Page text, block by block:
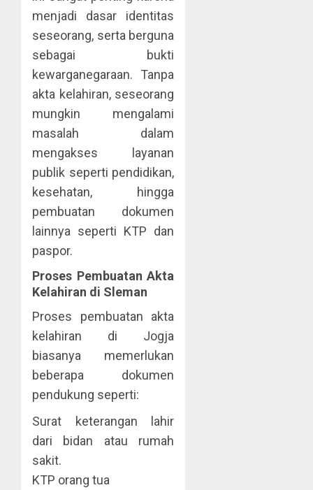
menjadi dasar identitas
seseorang, serta berguna
sebagai bukti
kewarganegaraan. Tanpa
akta kelahiran, seseorang
mungkin mengalami
masalah dalam
mengakses layanan
publik seperti pendidikan,
kesehatan, hingga
pembuatan dokumen
lainnya seperti KTP dan
paspor.
Proses Pembuatan Akta
Kelahiran di Sleman
Proses pembuatan akta
kelahiran di Jogja
biasanya memerlukan
beberapa dokumen
pendukung seperti:
Surat keterangan lahir
dari bidan atau rumah
sakit.
KTP orang tua